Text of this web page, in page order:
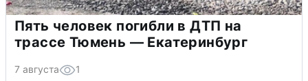
Пять человек погибли в ДТП на
трассе Тюмень — Екатеринбург
7 августа 1